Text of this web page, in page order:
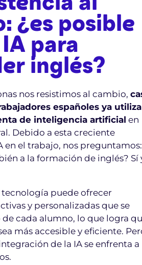
¿es posible
para
inglés?
nos resistimos al cambio,
españoles ya utiliza
de inteligencia artificial en
Debido a esta creciente
en el trabajo, nos preguntamos:
a la formación de inglés? Sí
tecnología puede ofrecer
y personalizadas que se
cada alumno, lo que logra
más accesible y eficiente.
de la IA se enfrenta a